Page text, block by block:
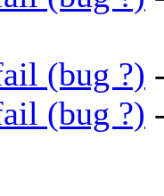
(bug ?)
(bug ?)